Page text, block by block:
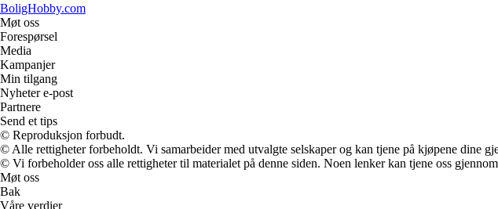
BoligHobby.com
Møt oss
Forespørsel
Media
Kampanjer
Min tilgang
Nyheter e-post
Partnere
Send et tips
© Reproduksjon forbudt.
© Alle rettigheter forbeholdt. Vi samarbeider med utvalgte selskaper og kan tjene på kjøpene dine
© Vi forbeholder oss alle rettigheter til materialet på denne siden. Noen lenker kan tjene oss
Møt oss
Bak
Våre verdier